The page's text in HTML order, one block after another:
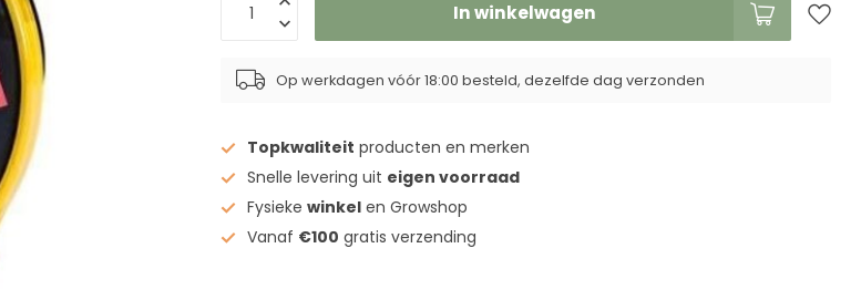
In winkelwagen
Op werkdagen vóór 18:00 besteld, dezelfde dag verzonden
Topkwaliteit producten en merken
Snelle levering uit eigen voorraad
Fysiekewinkel en Growshop
Vanaf €100 gratis verzending